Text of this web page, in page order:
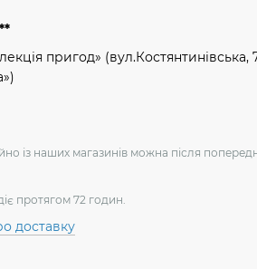
пригод» (вул.Костянтинівська,
із наших магазинів можна після
протягом 72 годин.
доставку